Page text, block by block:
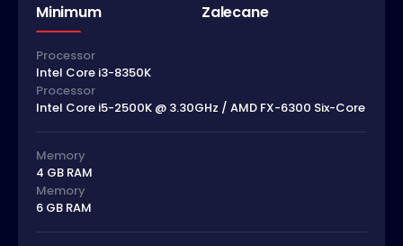
Minimum Zalecane
Processor
Intel Core i3-8350K
Processor
Intel Core i5-2500K @ 3.30GHz / AMD FX-6300 Six-Core
Memory
4 GB RAM
Memory
6 GB RAM